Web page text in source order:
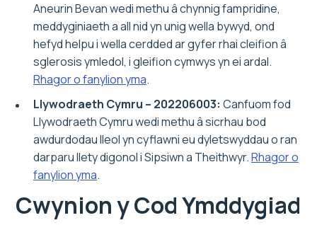
Aneurin Bevan wedi methu â chynnig fampridine,
meddyginiaeth a all nid yn unig wella bywyd, ond
hefyd helpu i wella cerdded ar gyfer rhai cleifion â
sglerosis ymledol, i gleifion cymwys yn ei ardal.
Rhagor o fanylion yma.
Llywodraeth Cymru – 202206003: Canfuom fod
Llywodraeth Cymru wedi methu â sicrhau bod
awdurdodau lleol yn cyflawni eu dyletswyddau o ran
darparu llety digonol i Sipsiwn a Theithwyr.Rhagor o
fanylion yma.
Cwynion y Cod Ymddygiad